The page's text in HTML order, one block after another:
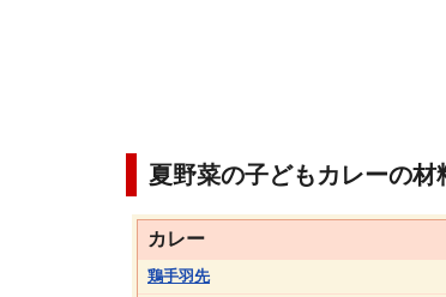
夏野菜の子どもカレーの材
カレー
鶏手羽先